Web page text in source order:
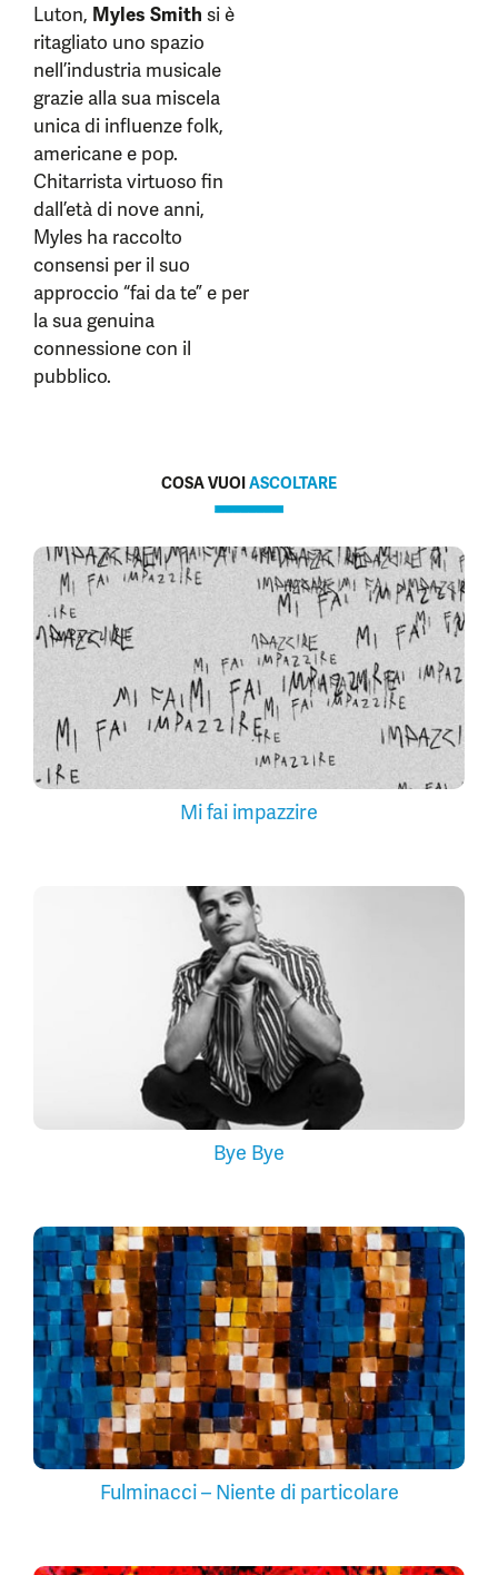
Luton, Myles Smith si è
ritagliato uno spazio
nell’industria musicale
grazie alla sua miscela
unica di influenze folk,
americane e pop.
Chitarrista virtuoso fin
dall’età di nove anni,
Myles ha raccolto
consensi per il suo
approccio “fai da te” e per
la sua genuina
connessione con il
pubblico.
COSA VUOIASCOLTARE
Mi fai impazzire
Bye Bye
Fulminacci – Niente di particolare